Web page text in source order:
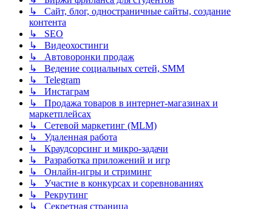
↳ Сайт, блог, одностраничные сайты, создание
контента
↳ SEO
↳ Видеохостинги
↳ Автоворонки продаж
↳ Ведение социальных сетей, SMM
↳ Telegram
↳ Инстаграм
↳ Продажа товаров в интернет-магазинах и
маркетплейсах
↳ Сетевой маркетинг (MLM)
↳ Удаленная работа
↳ Краудсорсинг и микро-задачи
↳ Разработка приложений и игр
↳ Онлайн-игры и стриминг
↳ Участие в конкурсах и соревнованиях
↳ Рекрутинг
↳ Секретная страница